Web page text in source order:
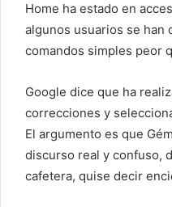
Home ha estado en
algunos usuarios se han
comandos simples peor
Google dice que ha
correcciones y
El argumento es que
discurso real y confuso,
cafetera, quise decir